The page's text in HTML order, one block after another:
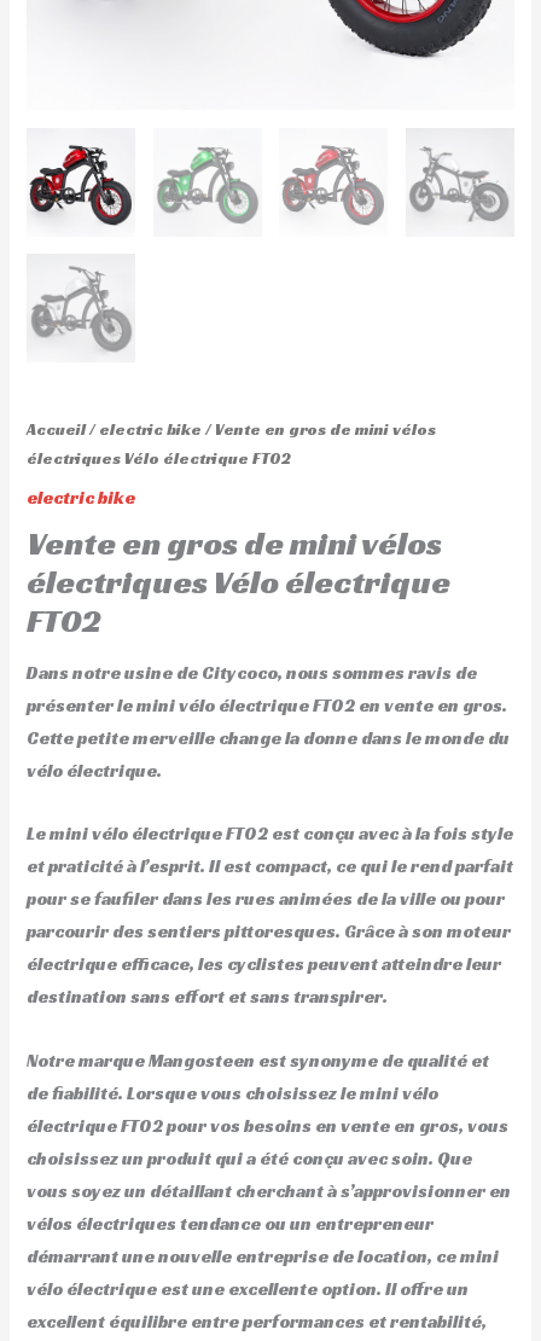
Accueil/electric bike / Vente en gros de mini vélos
électriques Vélo électrique FT02
electric bike
Vente en gros de mini vélos
électriques Vélo électrique
FT02
Dans notre usine de Citycoco, nous sommes ravis de
présenter le mini vélo électrique FT02 en vente en gros.
Cette petite merveille change la donne dans le monde du
vélo électrique.
Le mini vélo électrique FT02 est conçu avec à la fois style
et praticité à l’esprit. Il est compact, ce qui le rend parfait
pour se faufiler dans les rues animées de la ville ou pour
parcourir des sentiers pittoresques. Grâce à son moteur
électrique efficace, les cyclistes peuvent atteindre leur
destination sans effort et sans transpirer.
Notre marque Mangosteen est synonyme de qualité et
de fiabilité. Lorsque vous choisissez le mini vélo
électrique FT02 pour vos besoins en vente en gros, vous
choisissez un produit qui a été conçu avec soin. Que
vous soyez un détaillant cherchant à s’approvisionner en
vélos électriques tendance ou un entrepreneur
démarrant une nouvelle entreprise de location, ce mini
vélo électrique est une excellente option. Il offre un
excellent équilibre entre performances et rentabilité,